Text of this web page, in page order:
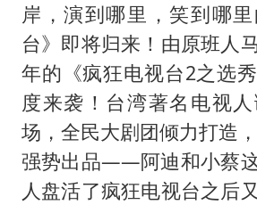
22岁女生独
张本智和：零
岸，演到哪里，笑到哪
台》即将归来！由原班人
年的《疯狂电视台2之选
度来袭！台湾著名电视
场，全民大剧团倾力打造
强势出品——阿迪和小蔡
人盘活了疯狂电视台之后